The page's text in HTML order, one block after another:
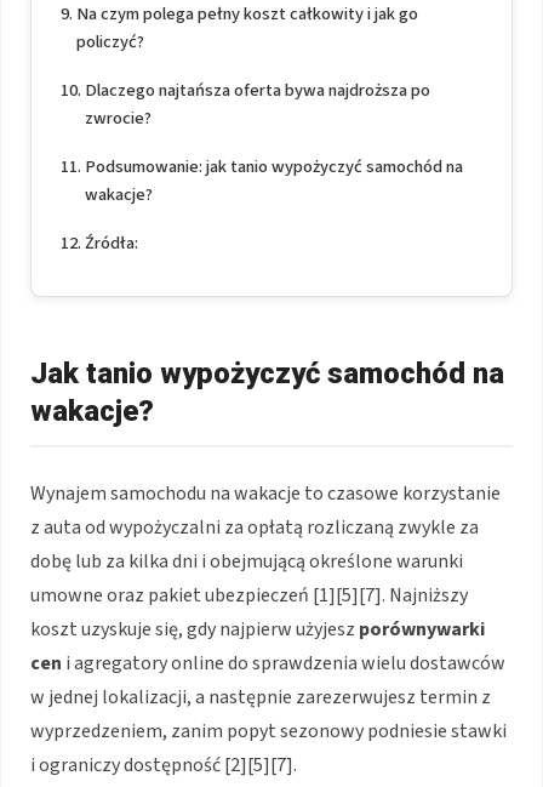
Na czym polega pełny koszt całkowity i jak go
policzyć?
Dlaczego najtańsza oferta bywa najdroższa po
zwrocie?
Podsumowanie: jak tanio wypożyczyć samochód na
wakacje?
Źródła:
Jak tanio wypożyczyć samochód na
wakacje?
Wynajem samochodu na wakacje to czasowe korzystanie
z auta od wypożyczalni za opłatą rozliczaną zwykle za
dobę lub za kilka dni i obejmującą określone warunki
umowne oraz pakiet ubezpieczeń [1][5][7]. Najniższy
koszt uzyskuje się, gdy najpierw użyjesz porównywarki
cen i agregatory online do sprawdzenia wielu dostawców
w jednej lokalizacji, a następnie zarezerwujesz termin z
wyprzedzeniem, zanim popyt sezonowy podniesie stawki
i ograniczy dostępność [2][5][7].